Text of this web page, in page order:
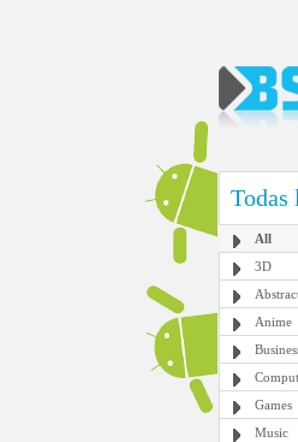
Todas
All
3D
Anime
Games
Music